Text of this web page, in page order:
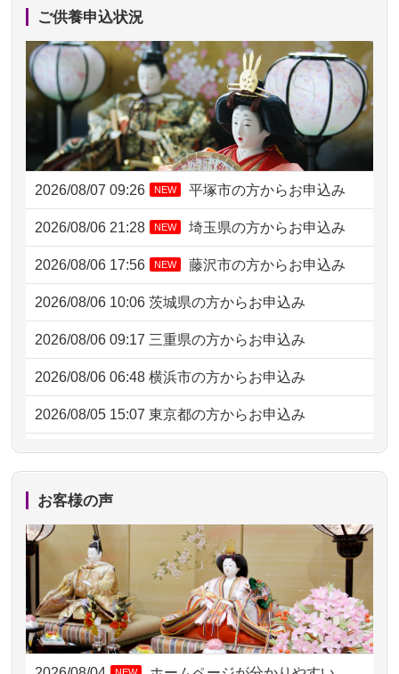
ご供養申込状況
2026/08/07 09:26 NEW 平塚市の方からお申込み
2026/08/06 21:28 NEW 埼玉県の方からお申込み
2026/08/06 17:56 NEW 藤沢市の方からお申込み
2026/08/06 10:06 茨城県の方からお申込み
2026/08/06 09:17 三重県の方からお申込み
2026/08/06 06:48 横浜市の方からお申込み
2026/08/05 15:07 東京都の方からお申込み
2026/08/05 11:33 神奈川の方からお申込み
2026/08/04 17:34
2026/08/04 15:40 千葉県の方からお申込み
2026/08/04 14:04 東京都の方からお申込み
2026/08/04 00:38 中野区の方からお申込み
2026/08/03 21:17 愛知県の方からお申込み
お客様の声